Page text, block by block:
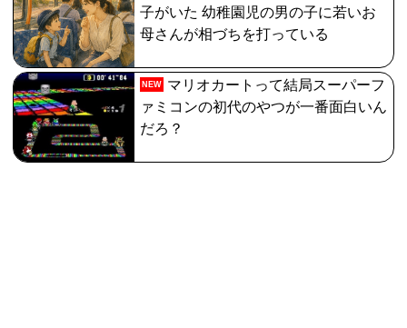
子がいた 幼稚園児の男の子に若いお
母さんが相づちを打っている
NEW
マリオカートって結局スーパーフ
ァミコンの初代のやつが一番面白いん
だろ？